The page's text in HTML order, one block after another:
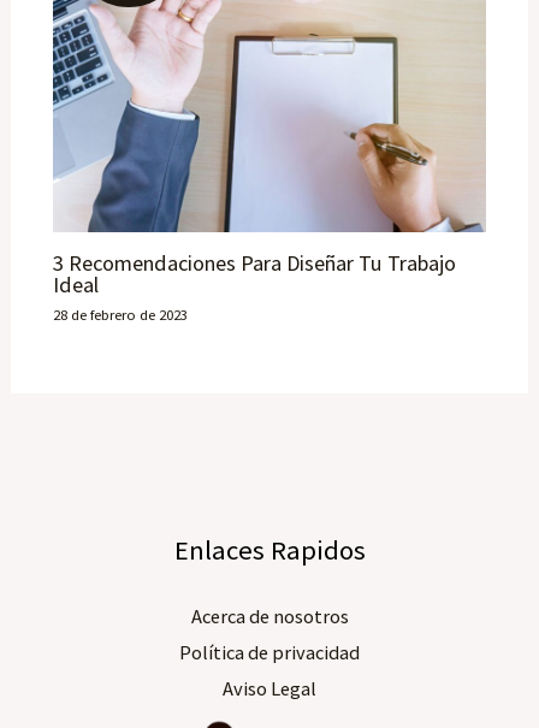
3 Recomendaciones Para Diseñar Tu Trabajo
Ideal
28 de febrero de 2023
Enlaces Rapidos
Acerca de nosotros​
Política de privacidad
Aviso Legal